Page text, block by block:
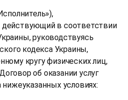
действующий в соответствии
руководствуясь
кодекса Украины,
кругу физических лиц,
об оказании услуг
условиях: